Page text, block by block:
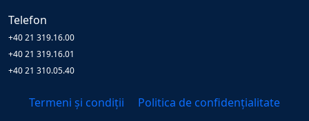
Telefon
+40 21 319.16.00
+40 21 319.16.01
+40 21 310.05.40
Termeni și condiții
Politica de confidențialitate